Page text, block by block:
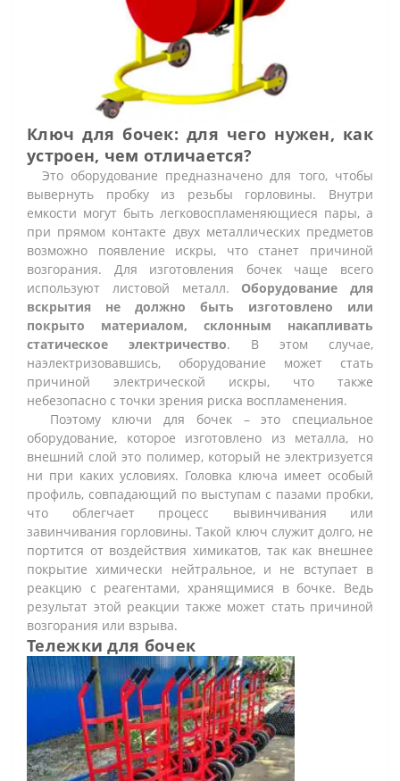
Ключ для бочек: для чего нужен, как
устроен, чем отличается?
Это оборудование предназначено для того, чтобы
вывернуть пробку из резьбы горловины. Внутри
емкости могут быть легковоспламеняющиеся пары, а
при прямом контакте двух металлических предметов
возможно появление искры, что станет причиной
возгорания. Для изготовления бочек чаще всего
используют листовой металл. Оборудование для
вскрытия не должно быть изготовлено или
покрыто материалом, склонным накапливать
статическое электричество. В этом случае,
наэлектризовавшись, оборудование может стать
причиной электрической искры, что также
небезопасно с точки зрения риска воспламенения.
Поэтому ключи для бочек – это специальное
оборудование, которое изготовлено из металла, но
внешний слой это полимер, который не электризуется
ни при каких условиях. Головка ключа имеет особый
профиль, совпадающий по выступам с пазами пробки,
что облегчает процесс вывинчивания или
завинчивания горловины. Такой ключ служит долго, не
портится от воздействия химикатов, так как внешнее
покрытие химически нейтральное, и не вступает в
реакцию с реагентами, хранящимися в бочке. Ведь
результат этой реакции также может стать причиной
возгорания или взрыва.
Тележки для бочек